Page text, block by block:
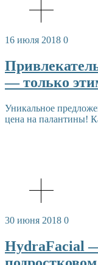
16 июля 2018 0
— только
Уникальное
цена на палантины!
30 июня 2018 0
HydraFacial